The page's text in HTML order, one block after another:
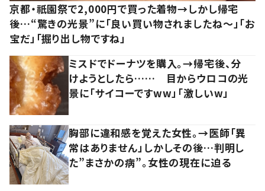
京都・祇園祭で2,000円で買った着物→しかし帰宅
後…“驚きの光景”に「良い買い物されましたね～」「お
宝だ」「掘り出し物ですね」
ミスドでドーナツを購入。→帰宅後、分
けようとしたら…… 目からウロコの光
景に「サイコーですww」「激しいw」
胸部に違和感を覚えた女性。→医師「異
常はありません」しかしその後…判明し
た”まさかの病”。女性の現在に迫る